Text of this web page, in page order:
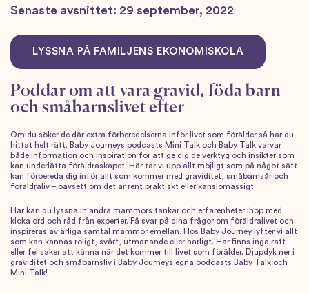
Senaste avsnittet: 29 september, 2022
LYSSNA PÅ FAMILJENS EKONOMISKOLA
Poddar om att vara gravid, föda barn
och småbarnslivet efter
Om du söker de där extra förberedelserna inför livet som förälder så har du
hittat helt rätt. Baby Journeys podcasts Mini Talk och Baby Talk varvar
både information och inspiration för att ge dig de verktyg och insikter som
kan underlätta föräldraskapet. Här tar vi upp allt möjligt som på något sätt
kan förbereda dig inför allt som kommer med graviditet, småbarnsår och
föräldraliv – oavsett om det är rent praktiskt eller känslomässigt.
Här kan du lyssna in andra mammors tankar och erfarenheter ihop med
kloka ord och råd från experter. Få svar på dina frågor om föräldralivet och
inspireras av ärliga samtal mammor emellan. Hos Baby Journey lyfter vi allt
som kan kännas roligt, svårt, utmanande eller härligt. Här finns inga rätt
eller fel saker att känna när det kommer till livet som förälder. Djupdyk ner i
graviditet och småbarnsliv i Baby Journeys egna podcasts Baby Talk och
Mini Talk!